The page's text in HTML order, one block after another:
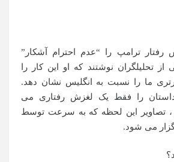
رفتار ترامپ را “عدم احترام آشکار”
تحلیلگران نوشتند که او این کار را
ما را نسبت به انگلیس نشان دهد.
داستان را فقط یک لغزش رفتاری می
، تصاویر این لحظه که به سرعت توسط
می شود.